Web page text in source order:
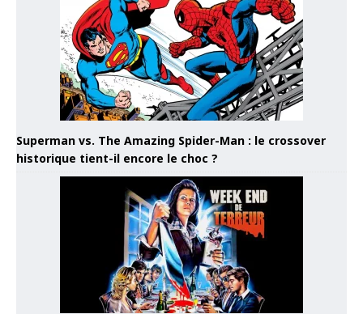
Superman vs. The Amazing Spider-Man : le crossover
historique tient-il encore le choc ?